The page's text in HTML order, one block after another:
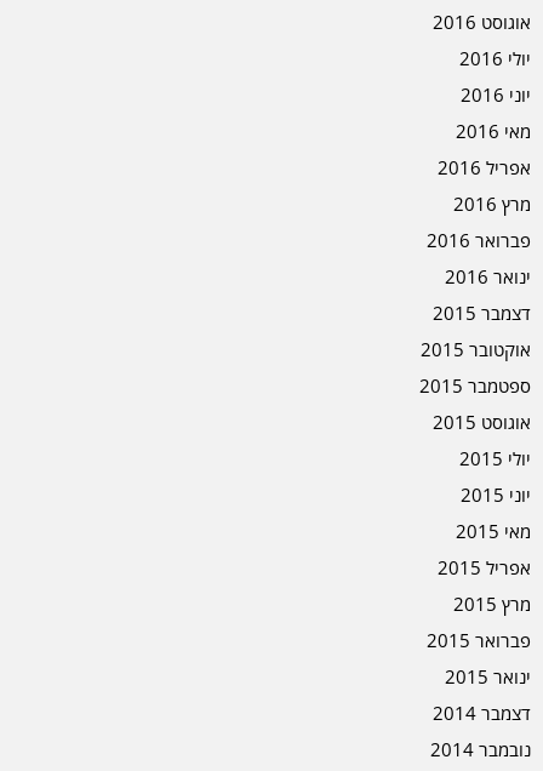
אוגוסט 2016
יולי 2016
יוני 2016
מאי 2016
אפריל 2016
מרץ 2016
פברואר 2016
ינואר 2016
דצמבר 2015
אוקטובר 2015
ספטמבר 2015
אוגוסט 2015
יולי 2015
יוני 2015
מאי 2015
אפריל 2015
מרץ 2015
פברואר 2015
ינואר 2015
דצמבר 2014
נובמבר 2014